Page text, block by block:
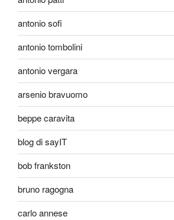
antonio sofi
antonio tombolini
antonio vergara
arsenio bravuomo
beppe caravita
blog di sayIT
bob frankston
bruno ragogna
carlo annese